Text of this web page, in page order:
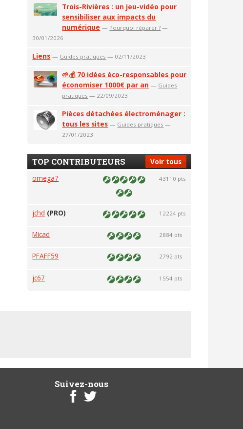
Trois-Rivières : un jeu-vidéo pour
sensibiliser aux impacts du
numérique — Pourquoi réparer ? —
30/01/2026
Liens — Guides pratiques — 02/11/2023
🌱💰 70 idées éco-responsables pour
économiser 1000€ par an — Guides
pratiques — 22/09/2023
Pièces détachées électroménager :
tous les sites — Guides pratiques —
27/01/2023
Voir tous
TOP CONTRIBUTEURS
omega7 43110 pts
jchd (PRO) 12224 pts
Micad 2884 pts
PFAFF59 2792 pts
jc67 1554 pts
Suivez-nous